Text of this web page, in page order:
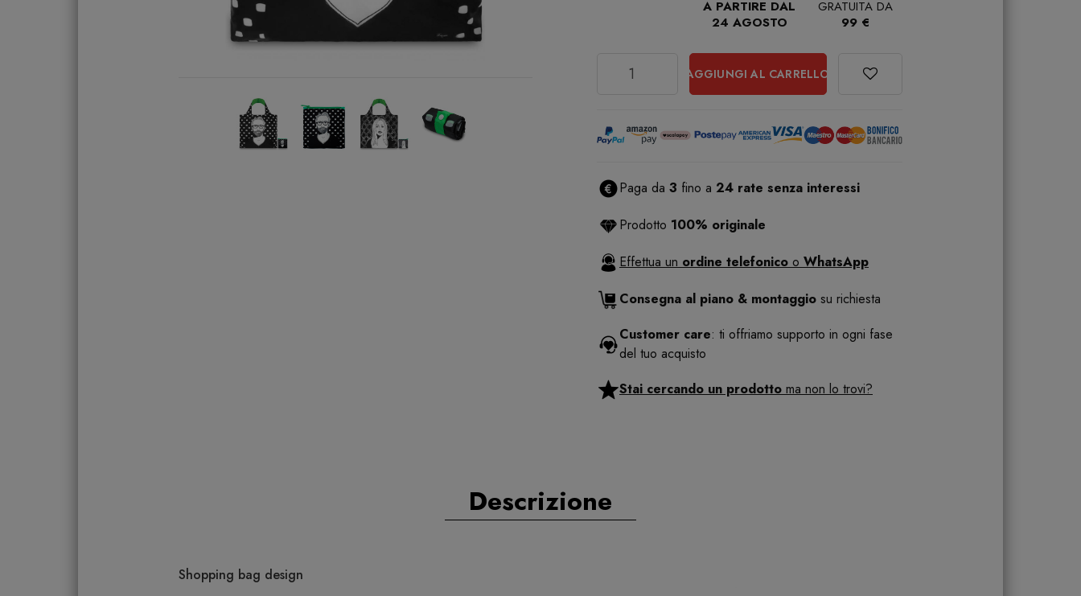
A PARTIRE DAL
24 AGOSTO
GRATUITA DA
99 €
AGGIUNGI AL CARRELLO
Paga da 3 fino a 24 rate senza interessi
Prodotto 100% originale
Effettua un ordine telefonico o WhatsApp
Consegna al piano & montaggio su richiesta
Customer care: ti offriamo supporto in ogni fase
del tuo acquisto
Stai cercando un prodotto ma non lo trovi?
Descrizione
Shopping bag design